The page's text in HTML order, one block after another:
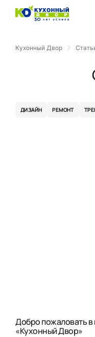
Кухонный Двор
ДИЗАЙН РЕМОНТ
Добро пожаловать
«Кухонный Двор»